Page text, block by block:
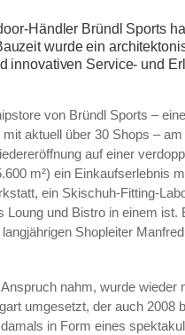
Händler Bründl Sports
wurde ein
innovativen Service- und
von Bründl Sports –
aktuell über 30 Shops –
auf einer
m²) ein Einkaufserlebnis
ein Skischuh-Fitting-
Loung und Bistro in einem ist.
Shopleiter
nahm, wurde wieder
umgesetzt, der auch 2008
in Form eines